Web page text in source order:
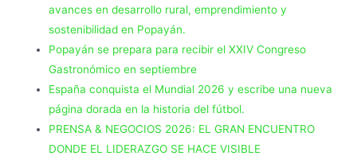
avances en desarrollo rural, emprendimiento y
sostenibilidad en Popayán.
Popayán se prepara para recibir el XXIV Congreso
Gastronómico en septiembre
España conquista el Mundial 2026 y escribe una nueva
página dorada en la historia del fútbol.
PRENSA & NEGOCIOS 2026: EL GRAN ENCUENTRO
DONDE EL LIDERAZGO SE HACE VISIBLE